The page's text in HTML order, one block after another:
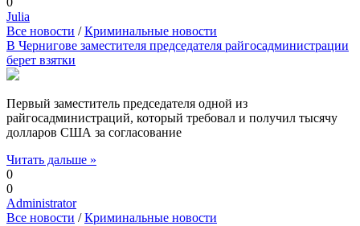
Julia
Все новости /Криминальные новости
В Чернигове заместителя председателя райгосадминистрации
берет взятки
Первый заместитель председателя одной из
райгосадминистраций, который требовал и получил тысячу
долларов США за согласование
Читать дальше »
0
0
Administrator
Все новости /Криминальные новости